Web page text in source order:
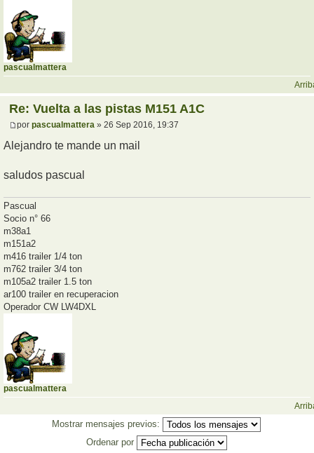
pascualmattera
Re: Vuelta a las pistas M151 A1C
por pascualmattera » 26 Sep 2016, 19:37
Alejandro te mande un mail
saludos pascual
Pascual
Socio n° 66
m38a1
m151a2
m416 trailer 1/4 ton
m762 trailer 3/4 ton
m105a2 trailer 1.5 ton
ar100 trailer en recuperacion
Operador CW LW4DXL
pascualmattera
Mostrar mensajes previos:
Ordenar por